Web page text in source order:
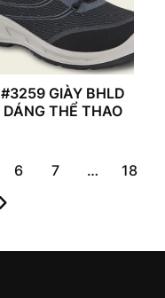
#3259 GIÀY BHLD
DÁNG THỂ THAO
6 7 …
18